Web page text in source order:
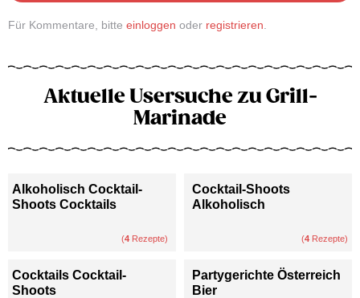
Für Kommentare, bitte einloggen oder registrieren
Aktuelle Usersuche zu Grill-
Marinade
Alkoholisch Cocktail-
Shoots Cocktails
(4 Rezepte)
Cocktail-Shoots
Alkoholisch
(4 Rezepte)
Cocktails Cocktail-
Shoots
Partygerichte Österreich
Bier